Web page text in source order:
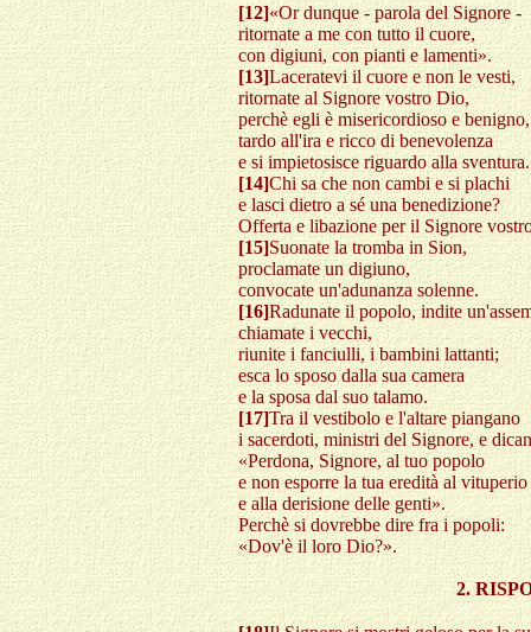
[12]«Or dunque - parola del Signore -
ritornate a me con tutto il cuore,
con digiuni, con pianti e lamenti».
[13]Laceratevi il cuore e non le vesti,
ritornate al Signore vostro Dio,
perchè egli è misericordioso e benigno,
tardo all'ira e ricco di benevolenza
e si impietosisce riguardo alla sventura.
[14]Chi sa che non cambi e si plachi
e lasci dietro a sé una benedizione?
Offerta e libazione per il Signore
[15]Suonate la tromba in Sion,
proclamate un digiuno,
convocate un'adunanza solenne.
[16]Radunate il popolo, indite
chiamate i vecchi,
riunite i fanciulli, i bambini lattanti;
esca lo sposo dalla sua camera
e la sposa dal suo talamo.
[17]Tra il vestibolo e l'altare piangano
i sacerdoti, ministri del Signore, e
«Perdona, Signore, al tuo popolo
e non esporre la tua eredità al vituperio
e alla derisione delle genti».
Perchè si dovrebbe dire fra i popoli:
«Dov'è il loro Dio?».
2.